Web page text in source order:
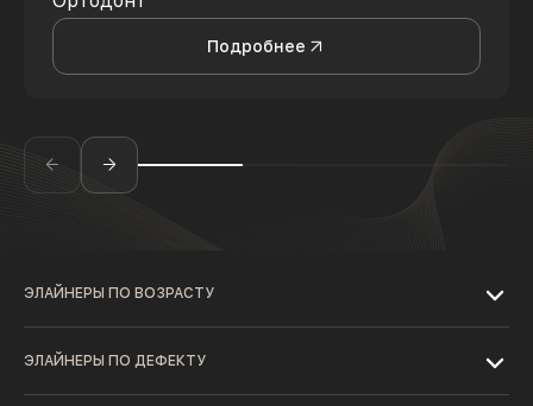
Подробнее
ЭЛАЙНЕРЫ ПО ВОЗРАСТУ
ЭЛАЙНЕРЫ ПО ДЕФЕКТУ